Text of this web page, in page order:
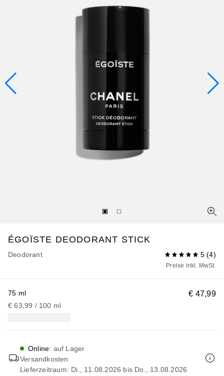
ÉGOÏSTE DEODORANT STICK
Deodorant 5 (4)
Preise inkl. MwSt.
€ 47,99
75 ml
€ 63,99 / 100 ml
Online: auf Lager
Versandkosten
Lieferzeitraum: Di., 11.08.2026 bis Do., 13.08.2026